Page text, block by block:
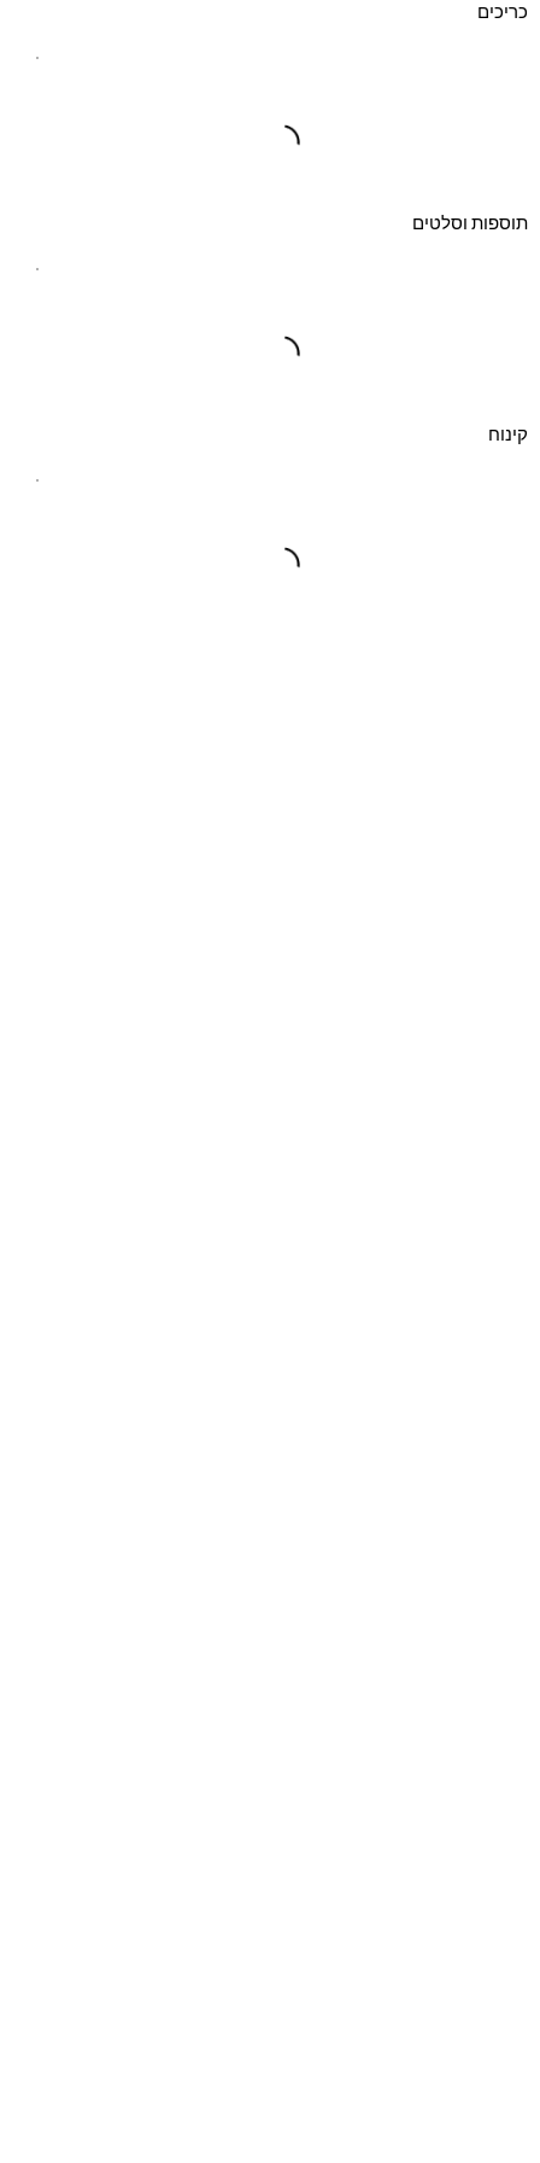
כריכים
תוספות וסלטים
קינוח